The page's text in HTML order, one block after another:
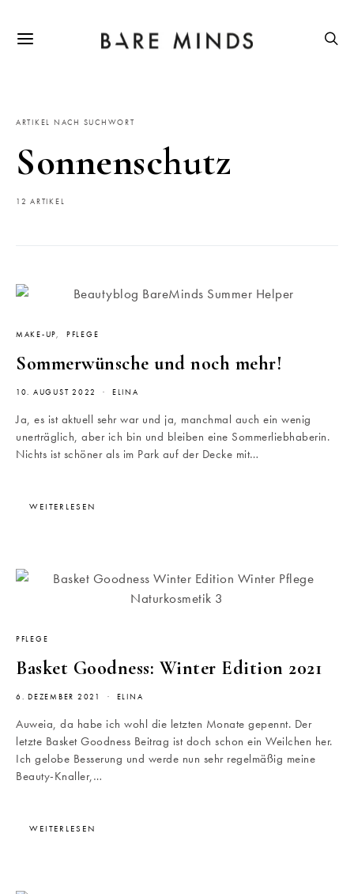
ARTIKEL NACH SUCHWORT
Sonnenschutz
12 ARTIKEL
MAKE-UP PFLEGE
Sommerwünsche und noch mehr!
10. AUGUST 2022 ELINA
Ja, es ist aktuell sehr war und ja, manchmal auch ein wenig
unerträglich, aber ich bin und bleiben eine Sommerliebhaberin.
Nichts ist schöner als im Park auf der Decke mit…
WEITERLESEN
PFLEGE
Basket Goodness: Winter Edition 2021
6. DEZEMBER 2021 ELINA
Auweia, da habe ich wohl die letzten Monate gepennt. Der
letzte Basket Goodness Beitrag ist doch schon ein Weilchen her.
Ich gelobe Besserung und werde nun sehr regelmäßig meine
Beauty-Knaller,…
WEITERLESEN